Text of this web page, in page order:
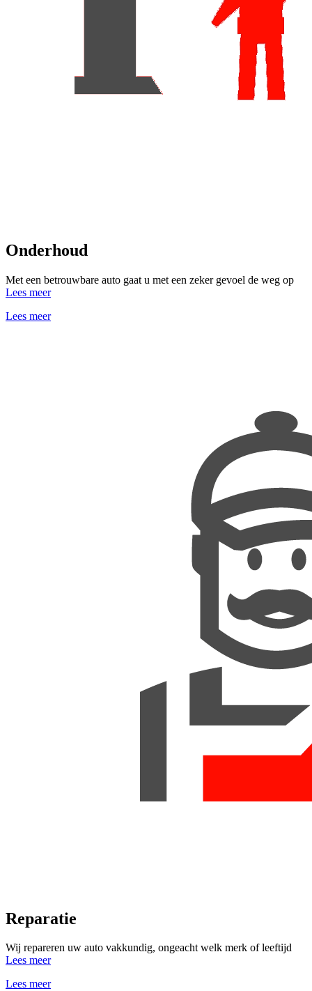
Onderhoud
Met een betrouwbare auto gaat u met een zeker gevoel de weg op
Lees meer
Lees meer
Reparatie
Wij repareren uw auto vakkundig, ongeacht welk merk of leeftijd
Lees meer
Lees meer